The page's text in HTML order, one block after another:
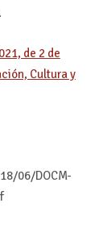
de 2 de
Cultura y
06/DOCM-